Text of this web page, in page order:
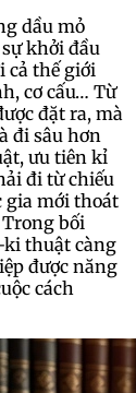
dầu mỏ
khởi đầu
cả thế giới
cơ cấu… Từ
đặt ra, mà
đi sâu hơn
ưu tiên kỉ
đi từ chiếu
gia mới thoát
bối
ki thuật càng
được năng
cách